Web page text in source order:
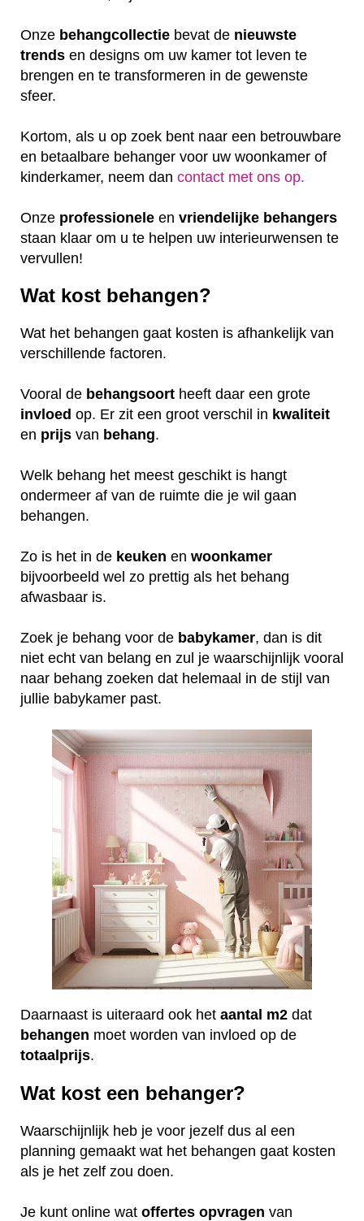
Onze behangcollectie bevat de nieuwste
trends en designs om uw kamer tot leven te
brengen en te transformeren in de gewenste
sfeer.
Kortom, als u op zoek bent naar een betrouwbare
en betaalbare behanger voor uw woonkamer of
kinderkamer, neem dan contact met ons op.
Onze professionele en vriendelijke behangers
staan klaar om u te helpen uw interieurwensen te
vervullen!
Wat kost behangen?
Wat het behangen gaat kosten is afhankelijk van
verschillende factoren.
Vooral de behangsoort heeft daar een grote
invloed op. Er zit een groot verschil in kwaliteit
en prijs van behang.
Welk behang het meest geschikt is hangt
ondermeer af van de ruimte die je wil gaan
behangen.
Zo is het in de keuken en woonkamer
bijvoorbeeld wel zo prettig als het behang
afwasbaar is.
Zoek je behang voor de babykamer, dan is dit
niet echt van belang en zul je waarschijnlijk vooral
naar behang zoeken dat helemaal in de stijl van
jullie babykamer past.
Daarnaast is uiteraard ook het aantal m2 dat
behangen moet worden van invloed op de
totaalprijs.
Wat kost een behanger?
Waarschijnlijk heb je voor jezelf dus al een
planning gemaakt wat het behangen gaat kosten
als je het zelf zou doen.
Je kunt online wat offertes opvragen van